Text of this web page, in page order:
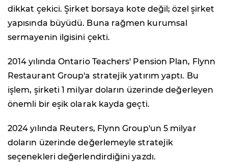
dikkat çekici. Şirket borsaya kote değil; özel şirket
yapısında büyüdü. Buna rağmen kurumsal
sermayenin ilgisini çekti.
2014 yılında Ontario Teachers' Pension Plan, Flynn
Restaurant Group'a stratejik yatırım yaptı. Bu
işlem, şirketi 1 milyar doların üzerinde değerleyen
önemli bir eşik olarak kayda geçti.
2024 yılında Reuters, Flynn Group'un 5 milyar
doların üzerinde değerlemeyle stratejik
seçenekleri değerlendirdiğini yazdı.